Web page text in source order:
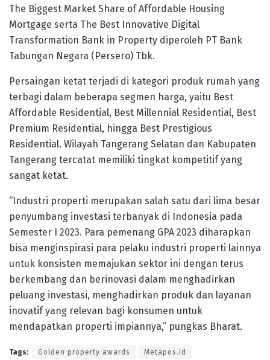
The Biggest Market Share of Affordable Housing
Mortgage serta The Best Innovative Digital
Transformation Bank in Property diperoleh PT Bank
Tabungan Negara (Persero) Tbk.
Persaingan ketat terjadi di kategori produk rumah yang
terbagi dalam beberapa segmen harga, yaitu Best
Affordable Residential, Best Millennial Residential, Best
Premium Residential, hingga Best Prestigious
Residential. Wilayah Tangerang Selatan dan Kabupaten
Tangerang tercatat memiliki tingkat kompetitif yang
sangat ketat.
“Industri properti merupakan salah satu dari lima besar
penyumbang investasi terbanyak di Indonesia pada
Semester I 2023. Para pemenang GPA 2023 diharapkan
bisa menginspirasi para pelaku industri properti lainnya
untuk konsisten memajukan sektor ini dengan terus
berkembang dan berinovasi dalam menghadirkan
peluang investasi, menghadirkan produk dan layanan
inovatif yang relevan bagi konsumen untuk
mendapatkan properti impiannya,” pungkas Bharat.
Tags: Golden property awards Metapos.id